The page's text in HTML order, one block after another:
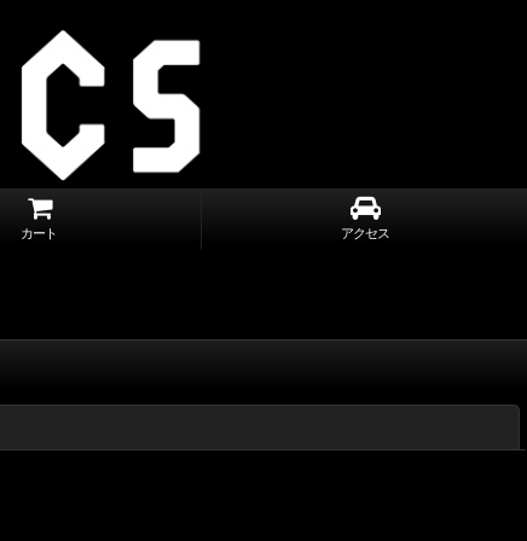
カート アクセス